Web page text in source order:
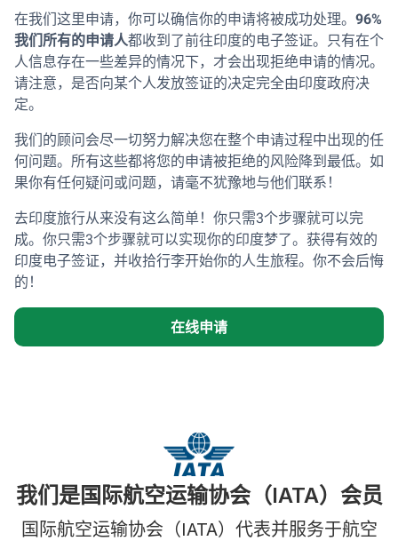
在我们这里申请，你可以确信你的申请将被成功处理。 96%
我们所有的申请人都收到了前往印度的电子签证。只有在个
人信息存在一些差异的情况下，才会出现拒绝申请的情况。
请注意，是否向某个人发放签证的决定完全由印度政府决
定。
我们的顾问会尽一切努力解决您在整个申请过程中出现的任
何问题。所有这些都将您的申请被拒绝的风险降到最低。如
果你有任何疑问或问题，请毫不犹豫地与他们联系！
去印度旅行从来没有这么简单！你只需3个步骤就可以完
成。你只需3个步骤就可以实现你的印度梦了。获得有效的
印度电子签证，并收拾行李开始你的人生旅程。你不会后悔
的！
在线申请
我们是国际航空运输协会（IATA）会员
国际航空运输协会（IATA）代表并服务于航空